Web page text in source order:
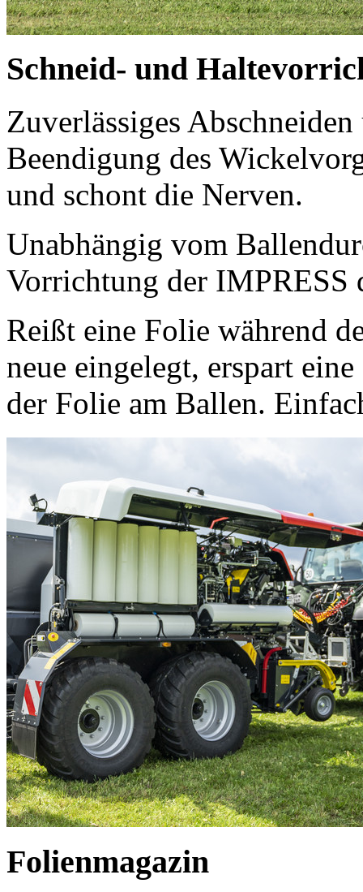
Schneid- und
Zuverlässiges
Beendigung des
und schont die Nerven.
Unabhängig vom
Vorrichtung der IMPRESS
Reißt eine Folie während
neue eingelegt, erspart
der Folie am Ballen.
Folienmagazin